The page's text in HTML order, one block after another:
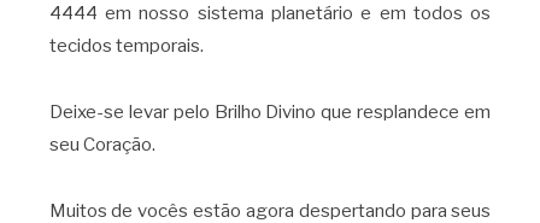
4444 em nosso sistema planetário e em todos os
tecidos temporais.
Deixe-se levar pelo Brilho Divino que resplandece em
seu Coração.
Muitos de vocês estão agora despertando para seus